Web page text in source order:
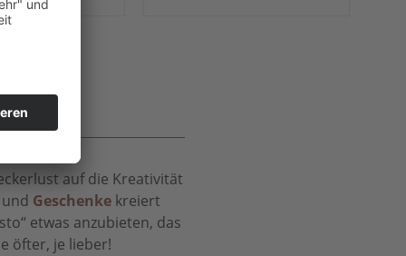
auf die Kreativität
Geschenkekreiert
etwas anzubieten, das
öfter, je lieber!